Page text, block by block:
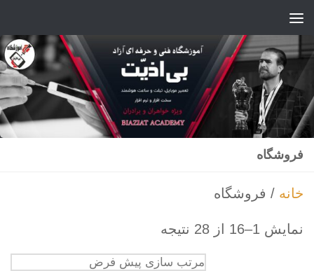
فروشگاه
خانه / فروشگاه
نمایش 1–16 از 28 نتیجه